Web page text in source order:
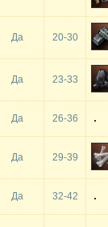
Да 20-30
Да 23-33
Да 26-36
Да 29-39
Да 32-42